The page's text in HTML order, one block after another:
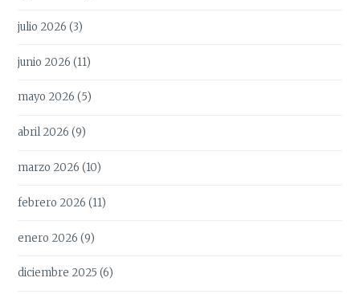
julio 2026 (3)
junio 2026 (11)
mayo 2026 (5)
abril 2026 (9)
marzo 2026 (10)
febrero 2026 (11)
enero 2026 (9)
diciembre 2025 (6)